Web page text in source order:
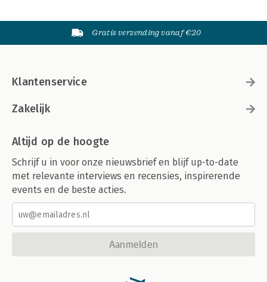
Gratis verzending vanaf €20
Klantenservice
Zakelijk
Altijd op de hoogte
Schrijf u in voor onze nieuwsbrief en blijf up-to-date
met relevante interviews en recensies, inspirerende
events en de beste acties.
Aanmelden